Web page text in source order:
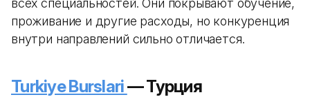
всех специальностей. Они покрывают обучение,
проживание и другие расходы, но конкуренция
внутри направлений сильно отличается.
Turkiye Burslari— Турция